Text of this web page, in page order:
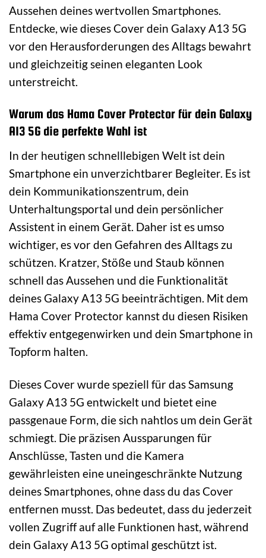
Aussehen deines wertvollen Smartphones.
Entdecke, wie dieses Cover dein Galaxy A13 5G
vor den Herausforderungen des Alltags bewahrt
und gleichzeitig seinen eleganten Look
unterstreicht.
Warum das Hama Cover Protector für dein Galaxy
A13 5G die perfekte Wahl ist
In der heutigen schnelllebigen Welt ist dein
Smartphone ein unverzichtbarer Begleiter. Es ist
dein Kommunikationszentrum, dein
Unterhaltungsportal und dein persönlicher
Assistent in einem Gerät. Daher ist es umso
wichtiger, es vor den Gefahren des Alltags zu
schützen. Kratzer, Stöße und Staub können
schnell das Aussehen und die Funktionalität
deines Galaxy A13 5G beeinträchtigen. Mit dem
Hama Cover Protector kannst du diesen Risiken
effektiv entgegenwirken und dein Smartphone in
Topform halten.
Dieses Cover wurde speziell für das Samsung
Galaxy A13 5G entwickelt und bietet eine
passgenaue Form, die sich nahtlos um dein Gerät
schmiegt. Die präzisen Aussparungen für
Anschlüsse, Tasten und die Kamera
gewährleisten eine uneingeschränkte Nutzung
deines Smartphones, ohne dass du das Cover
entfernen musst. Das bedeutet, dass du jederzeit
vollen Zugriff auf alle Funktionen hast, während
dein Galaxy A13 5G optimal geschützt ist.